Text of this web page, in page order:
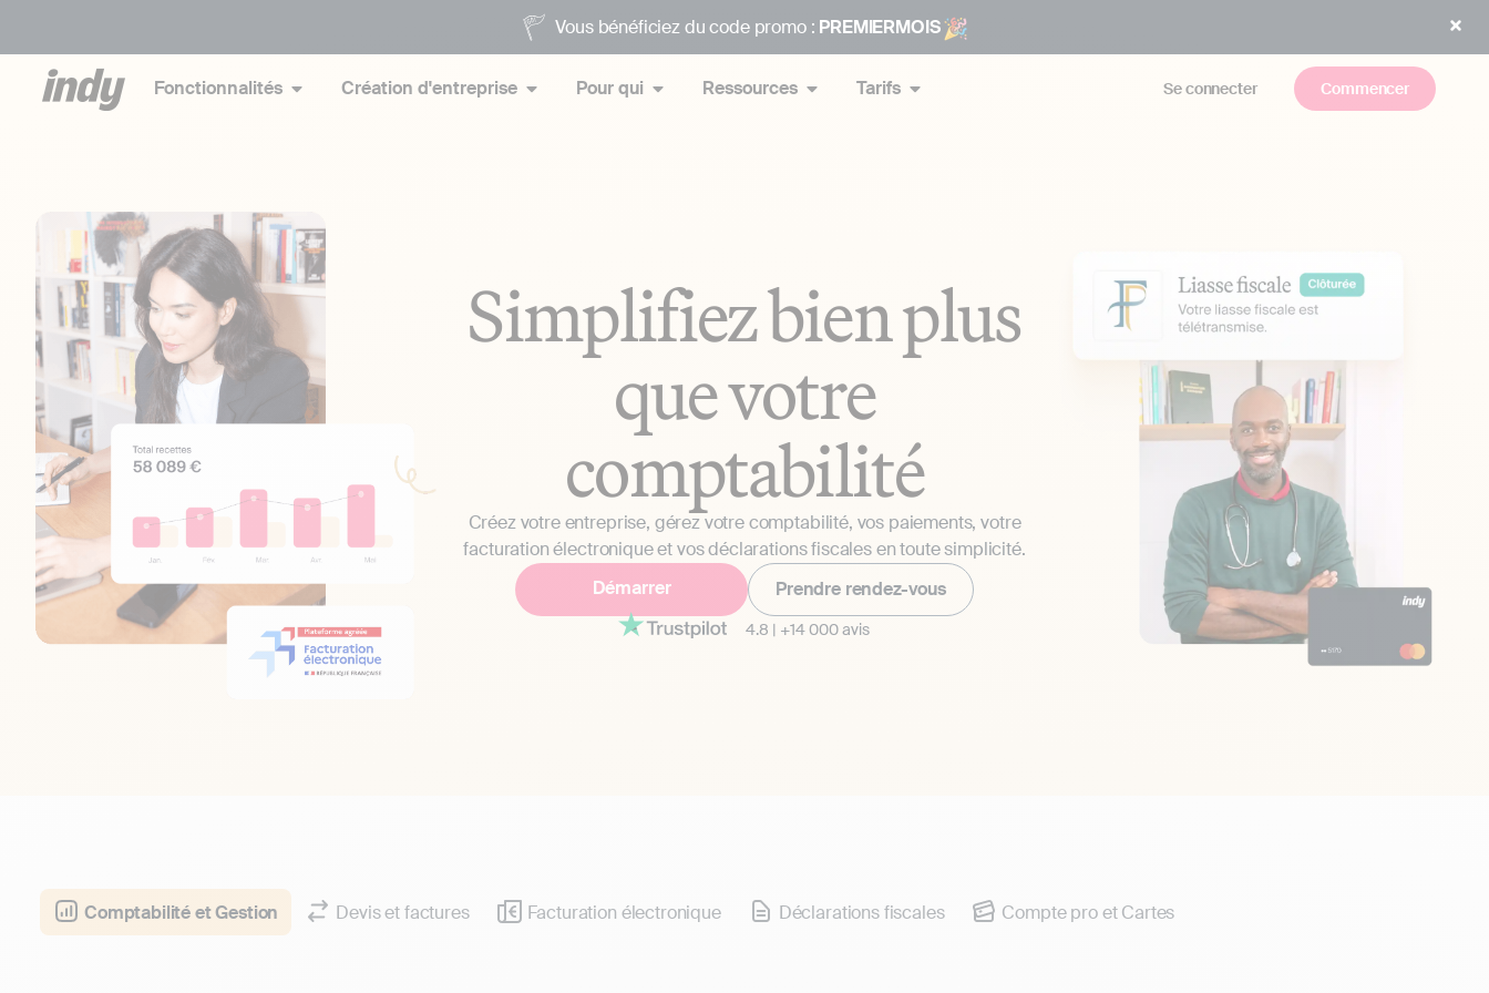
Vous bénéficiez du code promo : PREMIERMOIS
Fonctionnalités Création d'entreprise Pour qui Ressources Tarifs Se connecter Commencer
Simplifiez bien plus
que votre
comptabilité
Créez votre entreprise, gérez votre comptabilité, vos paiements, votre
facturation électronique et vos déclarations fiscales en toute simplicité.
Démarrer
Prendre rendez-vous
4.8 | +14 000 avis
Comptabilité et Gestion Devis et factures Facturation électronique Déclarations fiscales Compte pro et Cartes